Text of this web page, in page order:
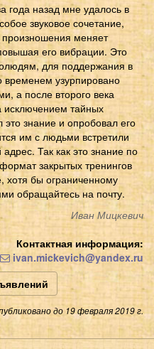
года назад мне удалось в
звуковое сочетание,
произношения меняет
его вибрации. Это
для поддержания в
временем узурпировано
а после второго века
исключением тайных
знание и опробовал его
им с людьми встретили
Так как это знание по
закрытых тренингов
хотя бы ограниченному
обращайтесь на почту.
Иван Мицкевич
Контактная информация:
ivan.mickevich@yandex.ru
до 19 февраля 2019 г.